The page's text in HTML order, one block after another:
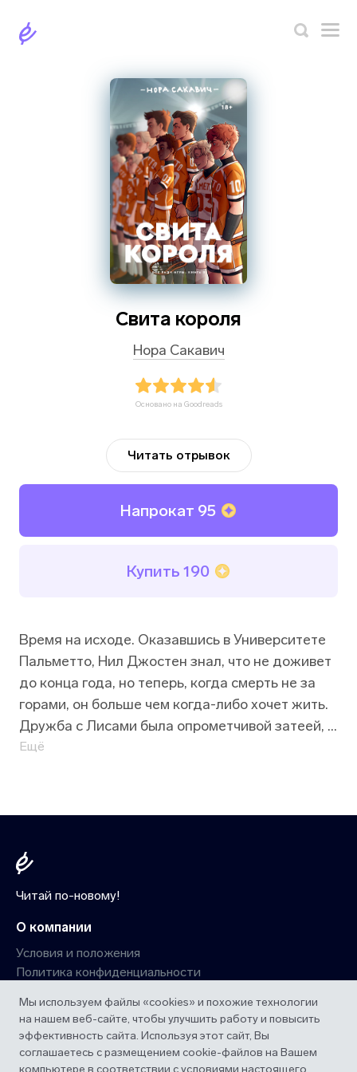
Свита короля
Нора Сакавич
Основано на Goodreads
Напрокат 95
Купить 190
Читать отрывок
Время на исходе. Оказавшись в Университете
Пальметто, Нил Джостен знал, что не доживет
до конца года, но теперь, когда смерть не за
горами, он больше чем когда-либо хочет жить.
Дружба с Лисами была опрометчивой затеей, а
поцелуй с одним из них — затеей немыслимой.
свою жизнь, ведь теперь ей угрожает не только
Бостонского Мясника. Правда — единственный
шанс Нила на спасение, однако она может
привести к гибели всех его товарищей...
Ещё
Мы используем файлы «cookies» и похожие технологии
на нашем веб-сайте, чтобы улучшить работу и повысить
эффективность сайта. Используя этот сайт, Вы
соглашаетесь с размещением cookie-файлов на Вашем
компьютере в соответствии с условиями настоящего
Читай по-новому!
О компании
Условия и положения
Политика конфиденциальности
Сервис
Наша подборка
Главная
iPhone и iPad